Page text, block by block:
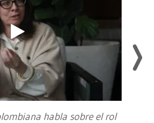
habla sobre el rol